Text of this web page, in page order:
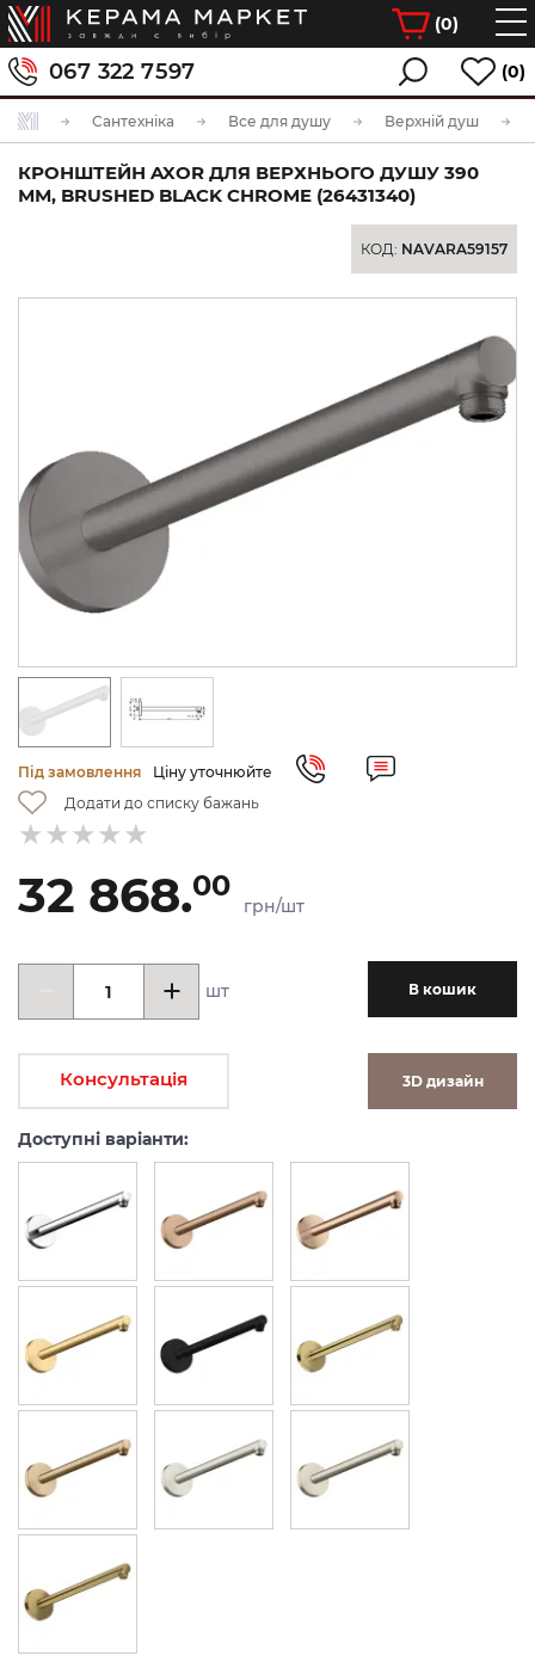
(0)
067 322 7597 (0)
Сантехніка Все для душу Верхній душ
КРОНШТЕЙН AXOR ДЛЯ ВЕРХНЬОГО ДУШУ 390
ММ, BRUSHED BLACK CHROME (26431340)
КОД: NAVARA59157
Під замовлення
Ціну уточнюйте
Додати до списку бажань
32 868.00
грн/шт
шт В кошик
Консультація 3D дизайн
Доступні варіанти: